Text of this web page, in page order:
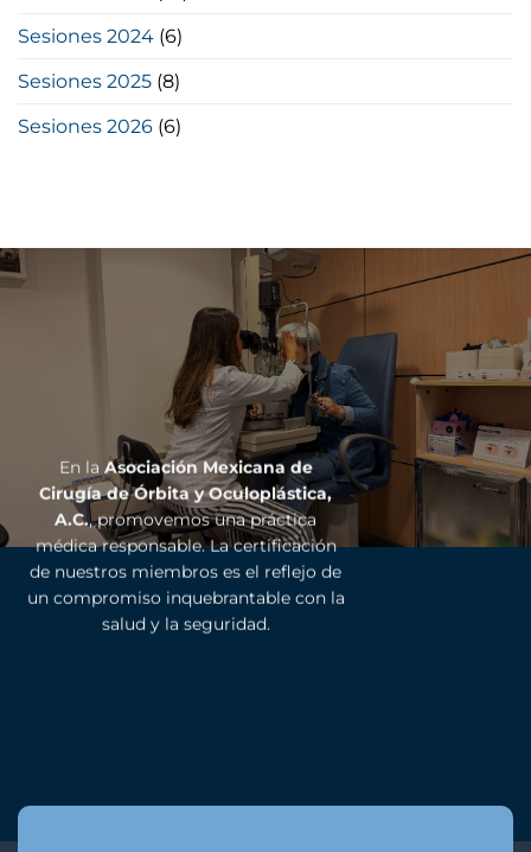
Sesiones 2024 (6)
Sesiones 2025 (8)
Sesiones 2026 (6)
En la Asociación Mexicana de
Cirugía de Órbita y Oculoplástica,
A.C., promovemos una práctica
médica responsable. La certificación
de nuestros miembros es el reflejo de
un compromiso inquebrantable con la
salud y la seguridad.